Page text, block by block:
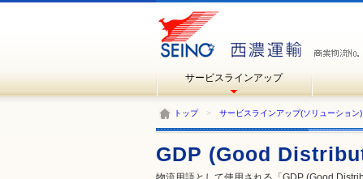
サービスラインアップ
トップ> サービスラインアップ(ソリューション)
GDP (Good